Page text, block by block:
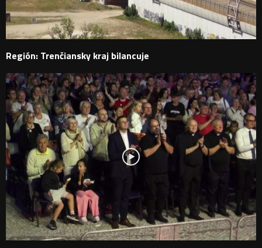
Región: Trenčiansky kraj bilancuje